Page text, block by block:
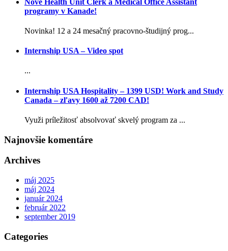
programy v Kanade!
Novinka! 12 a 24 mesačný pracovno-študijný prog...
Internship USA – Video spot
...
Internship USA Hospitality – 1399 USD! Work and Study
Canada – zľavy 1600 až 7200 CAD!
Využi príležitosť absolvovať skvelý program za ...
Najnovšie komentáre
Archives
máj 2025
máj 2024
január 2024
február 2022
september 2019
Categories